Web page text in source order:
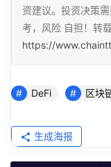
资建议。投资决策
考，风险 自担！转
https://
DeFi 区块
生成海报